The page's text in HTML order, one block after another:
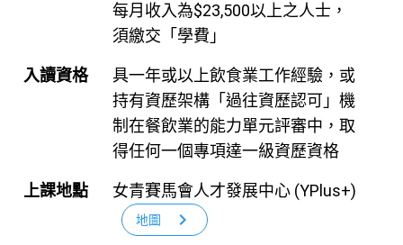
每月收入為$23,500以上之人士，
須繳交「學費」
入讀資格
具一年或以上飲食業工作經驗，或
持有資歷架構「過往資歷認可」機
制在餐飲業的能力單元評審中，取
得任何一個專項達一級資歷資格
上課地點 女青賽馬會人才發展中心 (YPlus+)
地圖 chevron_right